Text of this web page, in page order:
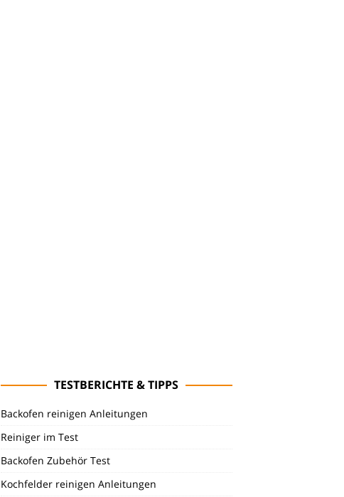
TESTBERICHTE & TIPPS
Backofen reinigen Anleitungen
Reiniger im Test
Backofen Zubehör Test
Kochfelder reinigen Anleitungen